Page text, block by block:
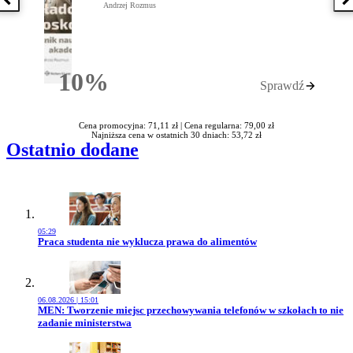
Poprzednia książka
10%Rabatu
Andrzej Rozmus
Sprawdź
Cena promocyjna: 71,11 zł | Cena regularna: 79,00 zł
Najniższa cena w ostatnich 30 dniach: 53,72 zł
Ostatnio dodane
05:29
Przejdź do artykułu:
Praca studenta nie wyklucza prawa do alimentów
06.08.2026 | 15:01
Przejdź do artykułu:
MEN: Tworzenie miejsc przechowywania telefonów w szkołach to nie
zadanie ministerstwa